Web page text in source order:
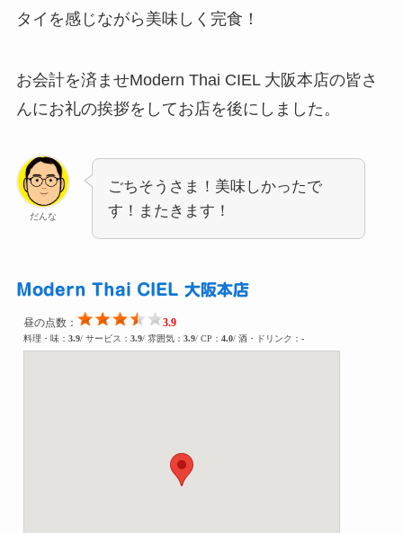
タイを感じながら美味しく完食！
お会計を済ませModern Thai CIEL 大阪本店の皆さ
んにお礼の挨拶をしてお店を後にしました。
だんな
ごちそうさま！美味しかったで
す！またきます！
Modern Thai CIEL 大阪本店